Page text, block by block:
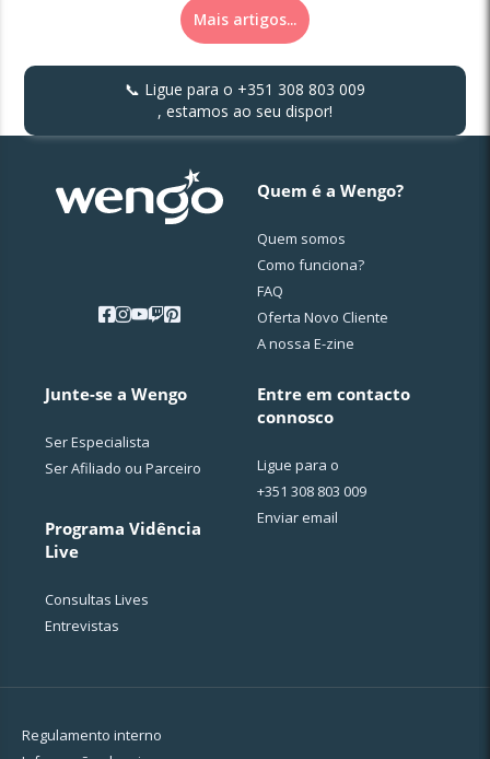
Mais artigos...
📞 Ligue para o +351 308 803 009
, estamos ao seu dispor!
Quem é a Wengo?
Quem somos
Como funciona?
FAQ
Oferta Novo Cliente
A nossa E-zine
Junte-se a Wengo
Ser Especialista
Ser Afiliado ou Parceiro
Programa Vidência
Live
Consultas Lives
Entrevistas
Entre em contacto
connosco
Ligue para o
+351 308 803 009
Enviar email
Regulamento interno